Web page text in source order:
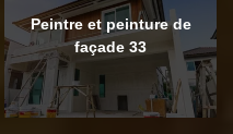
Peintre et peinture de
façade 33